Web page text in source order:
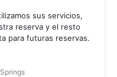
sus servicios,
reserva y el resto
para futuras reservas.